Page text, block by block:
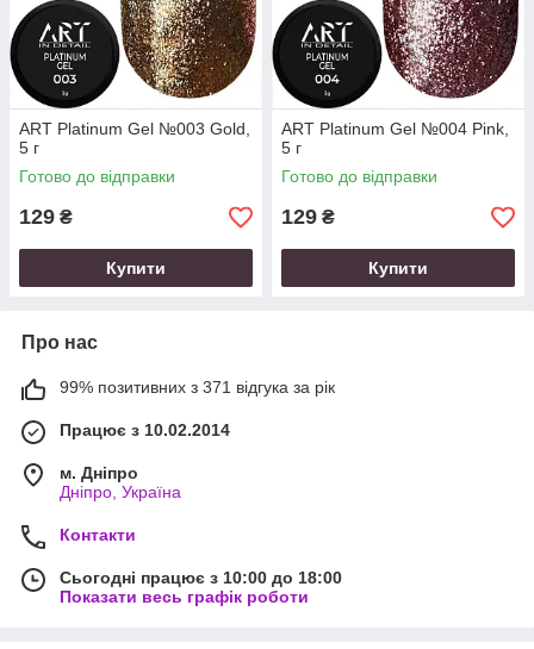
ART Platinum Gel №003 Gold,
5 г
Готово до відправки
129 ₴
Купити
ART Platinum Gel №004 Pink,
5 г
Готово до відправки
129 ₴
Купити
Про нас
99% позитивних з 371 відгука за рік
Працює з 10.02.2014
м. Дніпро
Дніпро, Україна
Контакти
Сьогодні працює з 10:00 до 18:00
Показати весь графік роботи